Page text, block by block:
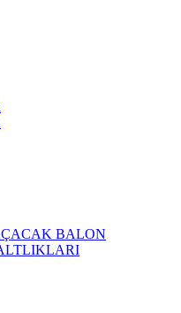
BALON